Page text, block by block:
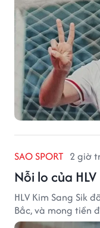
SAO SPORT 2 giờ
Nỗi lo của
HLV Kim Sang Sik
Bắc, và mong tiền